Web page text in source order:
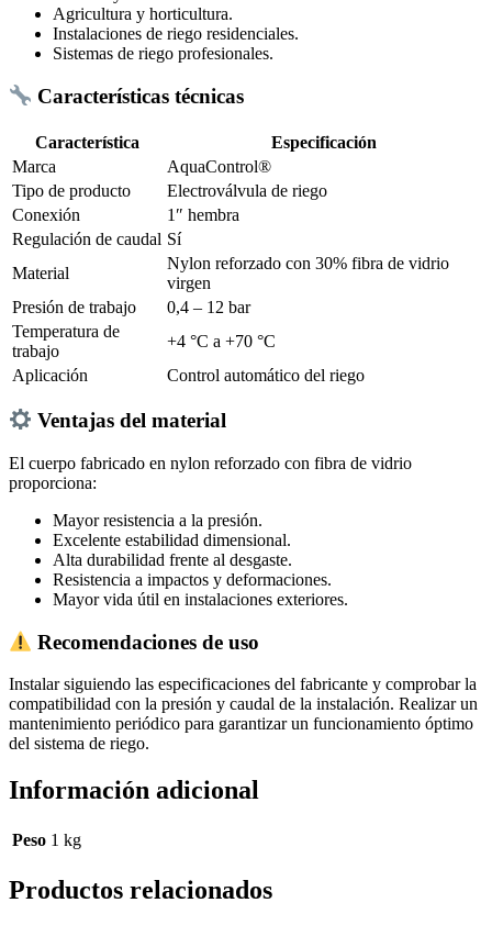
Agricultura y horticultura.
Instalaciones de riego residenciales.
Sistemas de riego profesionales.
Características técnicas
Característica
Especificación
Marca
AquaControl®
Tipo de producto
Electroválvula de riego
Conexión
1″ hembra
Regulación de caudal Sí
Material
Nylon reforzado con 30% fibra de vidrio
virgen
Presión de trabajo
0,4 – 12 bar
Temperatura de
trabajo
+4 °C a +70 °C
Aplicación
Control automático del riego
Ventajas del material
El cuerpo fabricado en nylon reforzado con fibra de vidrio
proporciona:
Mayor resistencia a la presión.
Excelente estabilidad dimensional.
Alta durabilidad frente al desgaste.
Resistencia a impactos y deformaciones.
Mayor vida útil en instalaciones exteriores.
Recomendaciones de uso
Instalar siguiendo las especificaciones del fabricante y comprobar la
compatibilidad con la presión y caudal de la instalación. Realizar un
mantenimiento periódico para garantizar un funcionamiento óptimo
del sistema de riego.
Información adicional
Peso 1 kg
Productos relacionados